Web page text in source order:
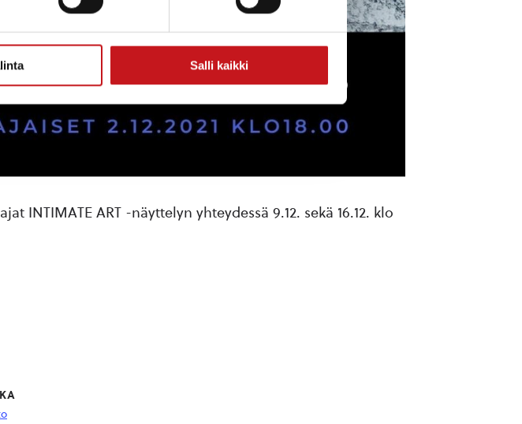
Salli kaikki
ART -näyttelyn yhteydessä 9.12. sekä 16.12. klo